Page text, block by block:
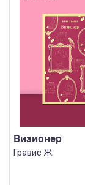
Визионер
Гравис Ж.